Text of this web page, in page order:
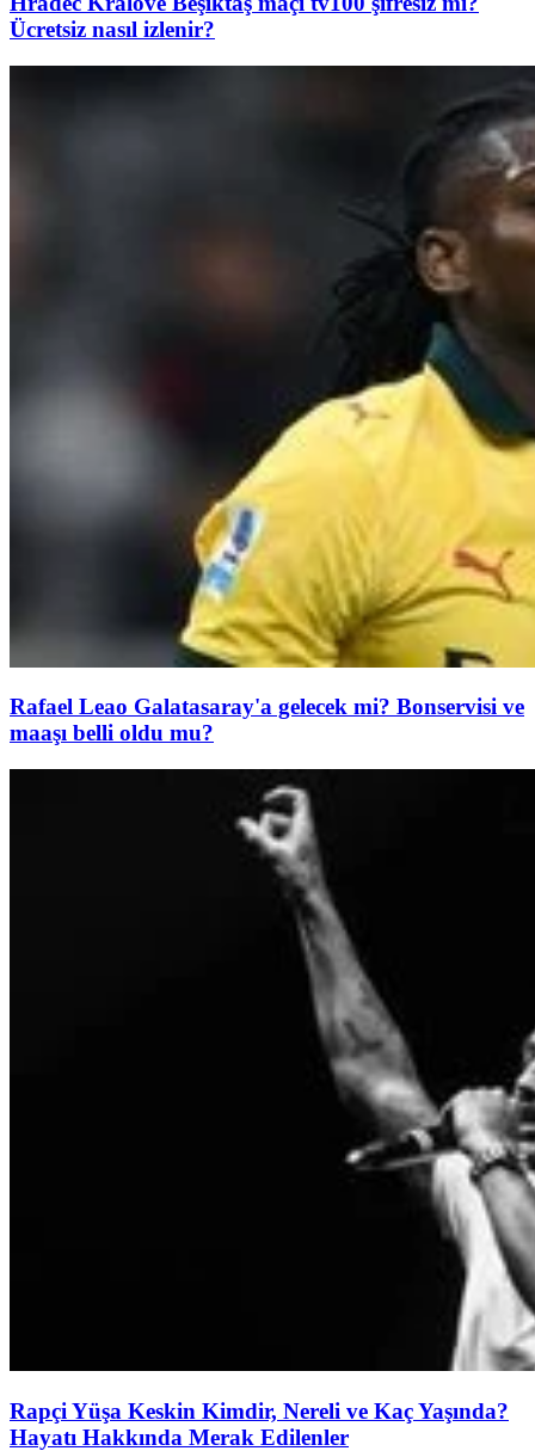
Ücretsiz nasıl izlenir?
Rafael Leao Galatasaray'a gelecek mi? Bonservisi ve
maaşı belli oldu mu?
Rapçi Yüşa Keskin Kimdir, Nereli ve Kaç Yaşında?
Hayatı Hakkında Merak Edilenler